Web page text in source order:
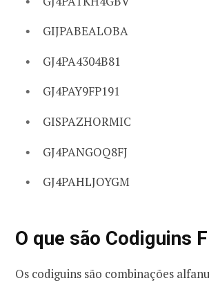
GIJPABEALOBA
GJ4PA4304B81
GJ4PAY9FP191
GISPAZHORMIC
GJ4PANGOQ8FJ
GJ4PAHLJOYGM
O que são Codiguins
Os codiguins são combinações